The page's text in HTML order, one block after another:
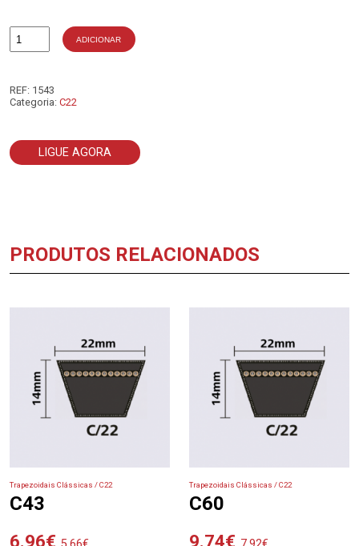
Quantidade
ADICIONAR
REF: 1543
Categoria: C22
LIGUE AGORA
PRODUTOS RELACIONADOS
Trapezoidais Clássicas / C22
C43
6.96€
Trapezoidais Clássicas / C22
C60
9.74€